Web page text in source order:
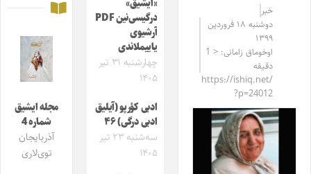
خبر
دوشنبه ۱۸ فروردین
۱۳۹۹
اوخوماق زامانی: < 1
دقیقه
https://ishiq.net/
?p=24012
«ایشیق»
درگیسی‌نین PDF
آرشیوی
یاییملاندی
چهارشنبه ۳۱ تیر
۱۴۰۵
ادبی کؤرپو (آیلیق
ادبی درگی) ۴۶
سه‌شنبه ۲۳ تیر
۱۴۰۵
مجله ایشیق
شماره 4
آذربایجان
توی‌لاری